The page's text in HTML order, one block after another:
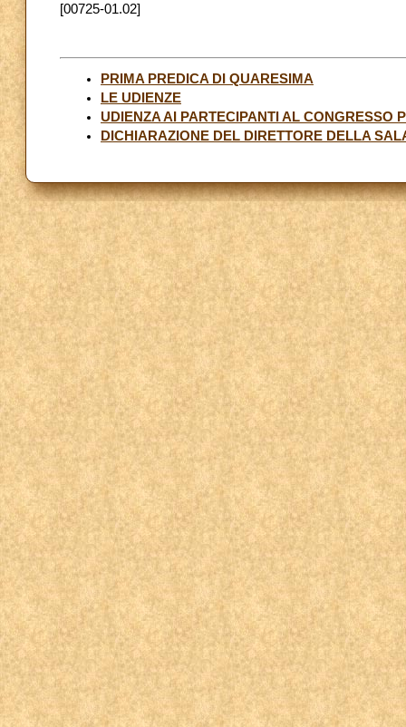
[00725-01.02]
PRIMA PREDICA DI QUARESIMA
LE UDIENZE
UDIENZA AI PARTECIPANTI AL CONGRESSO
DICHIARAZIONE DEL DIRETTORE DELLA